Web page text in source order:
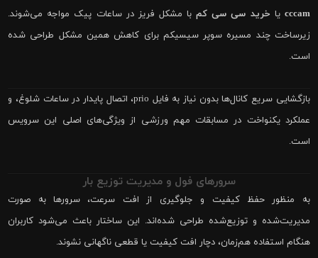
cccam یا خرید سی سی کمبا مشکل فریز در ساعات پیک مواجه می‌شوند.
زیرساخت چند مسیره سوپر سیسیکم برای کاهش همین مشکل طراحی شده
است.
بازگشایی سریع کانال‌ها بدون نیاز به فایل prio، اتصال پایدار در ساعات شلوغ، و
عملکرد یکنواخت در مسابقات مهم ورزشی از ویژگی‌های اصلی این سرویس
است.
سرورهای فول و مدیریت توزیع بار
به منظور حفظ کیفیت و جلوگیری از افت سرعت، سرورها به صورت
مدیریت‌شده و توزیع‌شده طراحی شده‌اند. این ساختار باعث می‌شود کاربران
هنگام استفاده هم‌زمان، دچار افت کیفیت یا قطعی ناگهانی نشوند.